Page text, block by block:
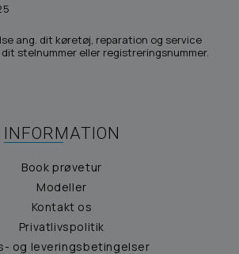
ang. dit køretøj, reparation og service
dit stelnummer eller registreringsnummer.
INFORMATION
Book prøvetur
Modeller
Kontakt os
Privatlivspolitik
og leveringsbetingelser